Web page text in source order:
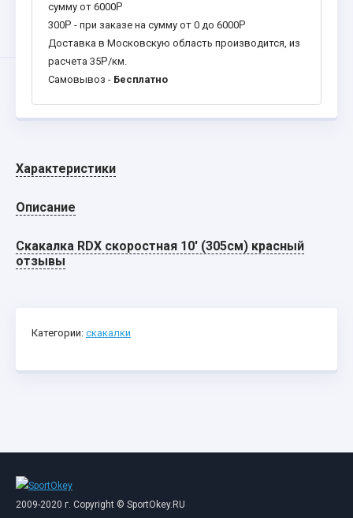
сумму от 6000Р
300Р - при заказе на сумму от 0 до 6000Р
Доставка в Московскую область производится, из
расчета 35Р/км.
Самовывоз - Бесплатно
Характеристики
Описание
Скакалка RDX скоростная 10' (305см) красный
отзывы
Категории: скакалки
2009-2020 г. Copyright © SportOkey.RU